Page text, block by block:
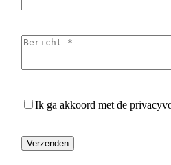
Ik ga akkoord met de